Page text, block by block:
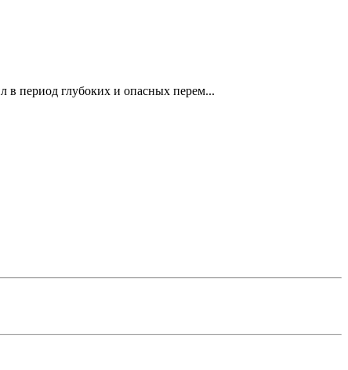
период глубоких и опасных перем...